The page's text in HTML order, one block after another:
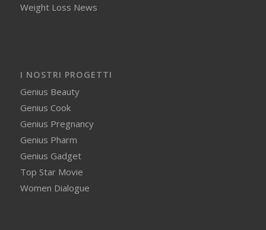
Weight Loss News
I NOSTRI PROGETTI
Genius Beauty
Genius Cook
Genius Pregnancy
Genius Pharm
Genius Gadget
Top Star Movie
Women Dialogue